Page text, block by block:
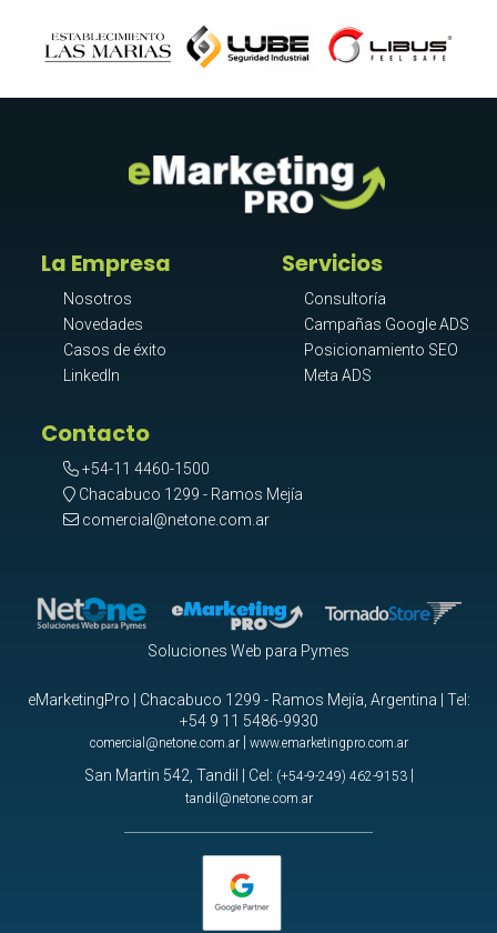
La Empresa
Nosotros
Novedades
Casos de éxito
LinkedIn
Servicios
Consultoría
Campañas Google ADS
Posicionamiento SEO
Meta ADS
Contacto
+54-11 4460-1500
Chacabuco 1299 - Ramos Mejía
comercial@netone.com.ar
Soluciones Web para Pymes
eMarketingPro | Chacabuco 1299 - Ramos Mejía, Argentina | Tel:
+54 9 11 5486-9930
comercial@netone.com.ar| www.emarketingpro.com.ar
San Martin 542, Tandil | Cel: (+54-9-249) 462-9153|
tandil@netone.com.ar